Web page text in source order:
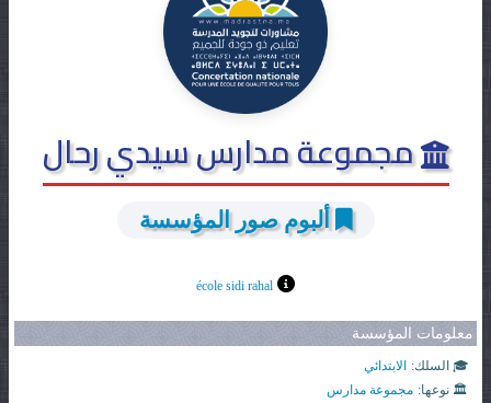
مجموعة مدارس سيدي رحال
ألبوم صور المؤسسة
école sidi rahal
معلومات المؤسسة
🎓 السلك:
الابتدائي
🏛️ نوعها: مجموعة مدارس